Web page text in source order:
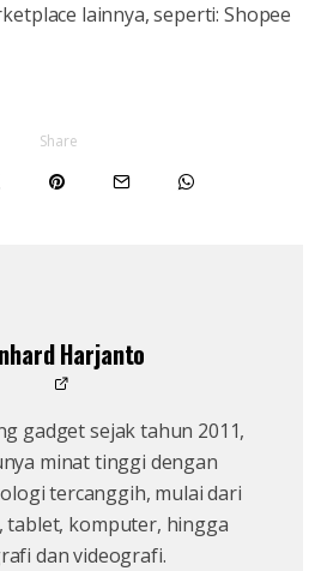
lainnya, seperti: Shopee
Share
Harjanto
gadget sejak tahun 2011,
minat tinggi dengan
tercanggih, mulai dari
tablet, komputer, hingga
dan videografi.